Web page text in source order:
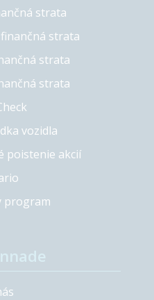
strata
finančná strata
strata
strata
vozidla
poistenie akcií
program